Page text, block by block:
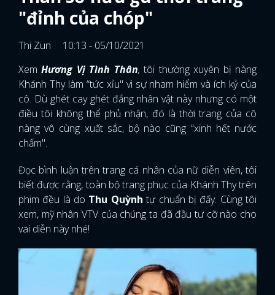
"đỉnh của chóp"
Thi Zun
10:13 - 05/10/2021
XemHương Vị Tình Thân,tôi thường xuyên bị nàng
Khánh Thy làm “tức xỉu" vì sự nham hiểm và ích kỷ của
cô. Dù ghét cay ghét đắng nhân vật này nhưng có một
điều tôi không thể phủ nhận, đó là thời trang của cô
nàng vô cùng xuất sắc, bộ nào cũng “xinh hết nước
chấm".
Đọc bình luận trên trang cá nhân của nữ diễn viên, tôi
biết được rằng, toàn bộ trang phục của Khánh Thy trên
phim đều là do Thu Quỳnh tự chuẩn bị đấy. Cùng tôi
xem, mỹ nhân VTV của chúng ta đã đầu tư cỡ nào cho
vai diễn này nhé!